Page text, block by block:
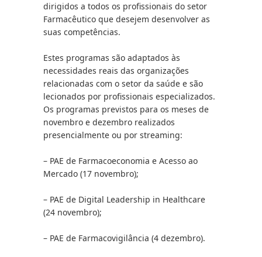
dirigidos a todos os profissionais do setor
Farmacêutico que desejem desenvolver as
suas competências.
Estes programas são adaptados às
necessidades reais das organizações
relacionadas com o setor da saúde e são
lecionados por profissionais especializados.
Os programas previstos para os meses de
novembro e dezembro realizados
presencialmente ou por streaming:
– PAE de Farmacoeconomia e Acesso ao
Mercado (17 novembro);
– PAE de Digital Leadership in Healthcare
(24 novembro);
– PAE de Farmacovigilância (4 dezembro).